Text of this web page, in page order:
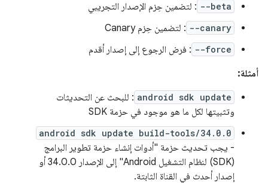
--beta : لتضمين حِزم الإصدار التجريبي
--canary : لتضمين حِزم Canary
--force : فرض الرجوع إلى إصدار أقدم
أمثلة:
android sdk update : للبحث عن التحديثات
وتثبيتها لكل ما هو موجود في حزمة SDK
android sdk update build-tools/34.0.0
- يجب تحديث حزمة "أدوات إنشاء حزمة تطوير البرامج
(SDK) لنظام التشغيل Android" إلى الإصدار 34.0.0 أو
إصدار أحدث في القناة الثابتة.